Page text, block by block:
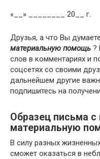
«__» ________ 20__ г.
Друзья, а что Вы
материальную помощь ?
слов в комментариях и
соцсетях со своими
дальнейшем другие
подпишитесь на
Образец письма с
материальную
В силу разных
сможет оказаться в